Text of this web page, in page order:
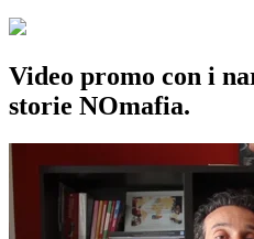
Video promo con i
storie NOmafia.